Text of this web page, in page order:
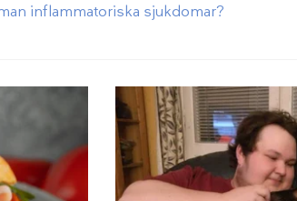
inflammatoriska sjukdomar?